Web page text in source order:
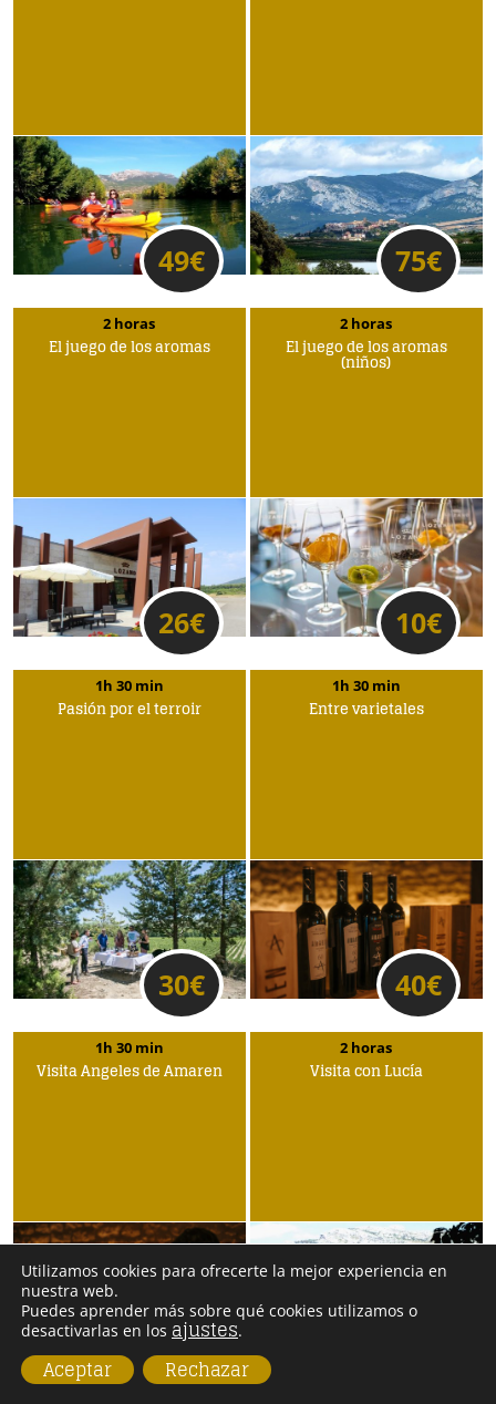
49€ 75€
2 horas
El juego de los aromas
26€
2 horas
El juego de los aromas
(niños)
10€
1h 30 min
Pasión por el terroir
30€
1h 30 min
Entre varietales
40€
1h 30 min
Visita Ángeles de Amaren
25€
2 horas
Visita con Lucía
Utilizamos cookies para ofrecerte la mejor experiencia en
nuestra web.
Puedes aprender más sobre qué cookies utilizamos o
desactivarlas en los ajustes.
Aceptar Rechazar